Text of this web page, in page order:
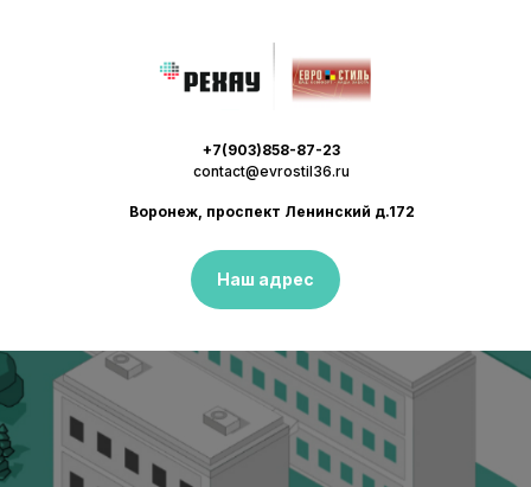
+7(903)858-87-23
contact@evrostil36.ru
Воронеж, проспект Ленинский д.172
Наш адрес